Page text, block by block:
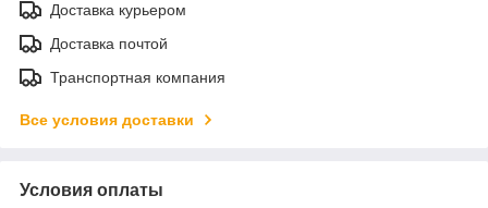
Доставка курьером
Доставка почтой
Транспортная компания
Все условия доставки
Условия оплаты